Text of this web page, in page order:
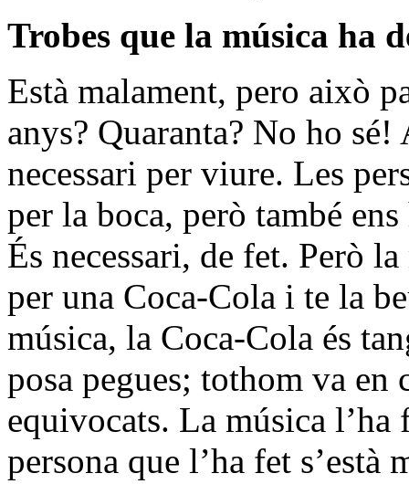
Trobes que la música ha
Està malament, pero això
anys? Quaranta? No ho sé!
necessari per viure. Les
per la boca, però també
És necessari, de fet. Però
per una Coca-Cola i te la
música, la Coca-Cola és
posa pegues; tothom va
equivocats. La música l’ha
persona que l’ha fet s’està